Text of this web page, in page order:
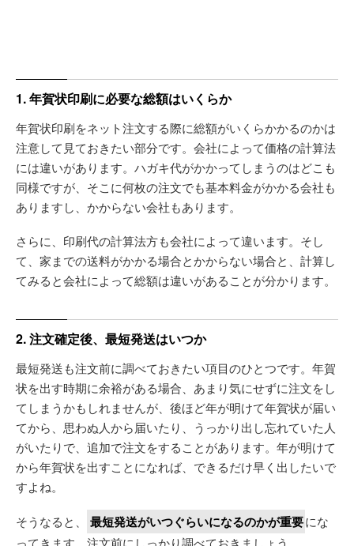
1. 年賀状印刷に必要な総額はいくらか
年賀状印刷をネット注文する際に総額がいくらかかるのかは
注意して見ておきたい部分です。会社によって価格の計算法
には違いがあります。ハガキ代がかかってしまうのはどこも
同様ですが、そこに何枚の注文でも基本料金がかかる会社も
ありますし、かからない会社もあります。
さらに、印刷代の計算法方も会社によって違います。そし
て、家までの送料がかかる場合とかからない場合と、計算し
てみると会社によって総額は違いがあることが分かります。
2. 注文確定後、最短発送はいつか
最短発送も注文前に調べておきたい項目のひとつです。年賀
状を出す時期に余裕がある場合、あまり気にせずに注文をし
てしまうかもしれませんが、後ほど年が明けて年賀状が届い
てから、思わぬ人から届いたり、うっかり出し忘れていた人
がいたりで、追加で注文をすることがあります。年が明けて
から年賀状を出すことになれば、できるだけ早く出したいで
すよね。
そうなると、 最短発送がいつぐらいになるのかが重要にな
ってきます。注文前にしっかり調べておきましょう。